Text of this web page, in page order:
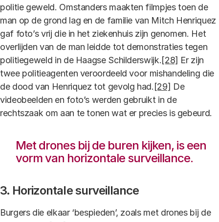
politie geweld. Omstanders maakten filmpjes toen de
man op de grond lag en de familie van Mitch Henriquez
gaf foto’s vrij die in het ziekenhuis zijn genomen. Het
overlijden van de man leidde tot demonstraties tegen
politiegeweld in de Haagse Schilderswijk.[28] Er zijn
twee politieagenten veroordeeld voor mishandeling die
de dood van Henriquez tot gevolg had. [29] De
videobeelden en foto’s werden gebruikt in de
rechtszaak om aan te tonen wat er precies is gebeurd.
Met drones bij de buren kijken, is een
vorm van horizontale surveillance.
3. Horizontale surveillance
Burgers die elkaar ‘bespieden’, zoals met drones bij de